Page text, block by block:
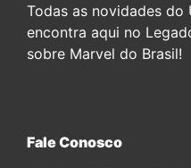
Todas as novidades
encontra aqui no
sobre Marvel do Brasil!
Fale Conosco